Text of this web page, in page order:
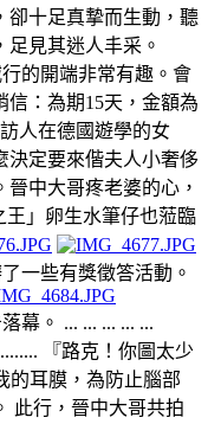
卻十足真摯而生動，聽
見其迷人丰采。
的開端非常有趣。會
信：為期15天，金額為
人在德國遊學的女
決定要來偕夫人小奢侈
中大哥疼老婆的心，
王」卵生水筆仔也蒞臨
一些有獎徵答活動。
幕。 ... ... ... ... ...
『路克！你圖太少
的耳膜，為防止腦部
此行，晉中大哥共拍